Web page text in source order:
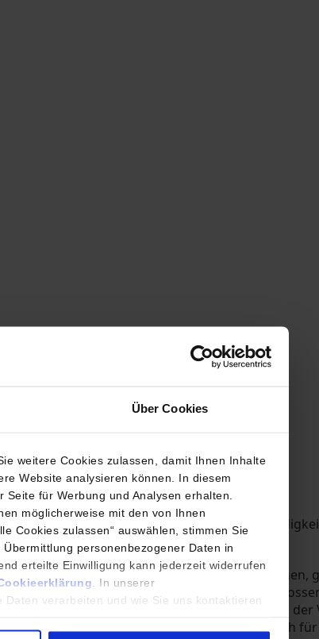
Über Cookies
weitere Cookies zulassen, damit Ihnen Inhalte
Website analysieren können. In diesem
für Werbung und Analysen erhalten.
möglicherweise mit den von Ihnen
Cookies zulassen“ auswählen, stimmen Sie
personenbezogener Daten in
erteilte Einwilligung kann jederzeit widerrufen
. In unserer
verarbeiten und wie Sie uns kontaktieren
keine Gewähr für die Richtigkeit,
Informationsangebotes der Webseite entstehen,
aus unerlaubter Handlung, sind
Vorsatzes, der groben Fahrlässigkeit, wegen der
Pflichten. Der Schadensersatzanspruch